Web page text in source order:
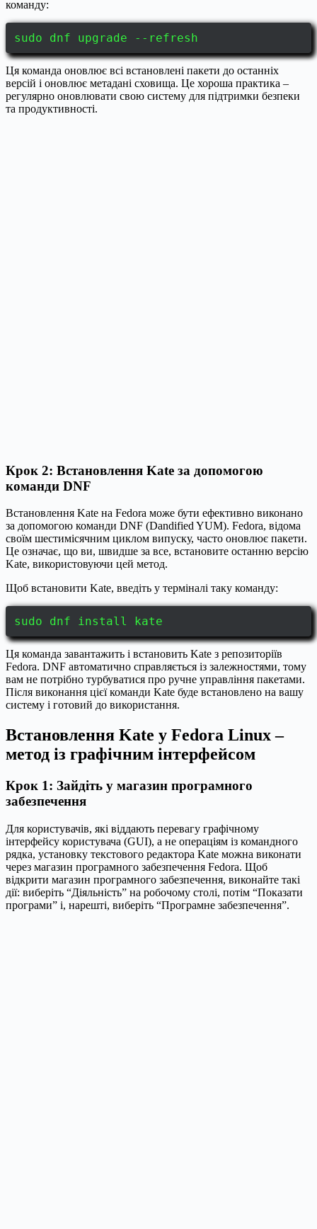
команду:
sudo dnf upgrade --refresh
Ця команда оновлює всі встановлені пакети до останніх
версій і оновлює метадані сховища. Це хороша практика –
регулярно оновлювати свою систему для підтримки безпеки
та продуктивності.
Крок 2: Встановлення Kate за допомогою
команди DNF
Встановлення Kate на Fedora може бути ефективно виконано
за допомогою команди DNF (Dandified YUM). Fedora, відома
своїм шестимісячним циклом випуску, часто оновлює пакети.
Це означає, що ви, швидше за все, встановите останню версію
Kate, використовуючи цей метод.
Щоб встановити Kate, введіть у терміналі таку команду:
sudo dnf install kate
Ця команда завантажить і встановить Kate з репозиторіїв
Fedora. DNF автоматично справляється із залежностями, тому
вам не потрібно турбуватися про ручне управління пакетами.
Після виконання цієї команди Kate буде встановлено на вашу
систему і готовий до використання.
Встановлення Kate у Fedora Linux –
метод із графічним інтерфейсом
Крок 1: Зайдіть у магазин програмного
забезпечення
Для користувачів, які віддають перевагу графічному
інтерфейсу користувача (GUI), а не операціям із командного
рядка, установку текстового редактора Kate можна виконати
через магазин програмного забезпечення Fedora. Щоб
відкрити магазин програмного забезпечення, виконайте такі
дії: виберіть “Діяльність” на робочому столі, потім “Показати
програми” і, нарешті, виберіть “Програмне забезпечення”.